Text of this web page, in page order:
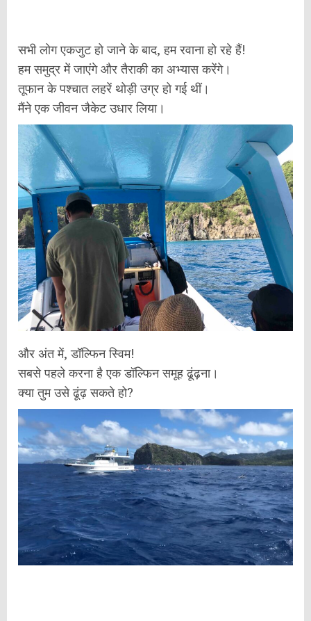
सभी लोग एकजुट हो जाने के बाद, हम रवाना हो रहे हैं!
हम समुद्र में जाएंगे और तैराकी का अभ्यास करेंगे।
तूफान के पश्चात लहरें थोड़ी उग्र हो गई थीं।
मैंने एक जीवन जैकेट उधार लिया।
और अंत में, डॉल्फिन स्विम!
सबसे पहले करना है एक डॉल्फिन समूह ढूंढ़ना।
क्या तुम उसे ढूंढ़ सकते हो?